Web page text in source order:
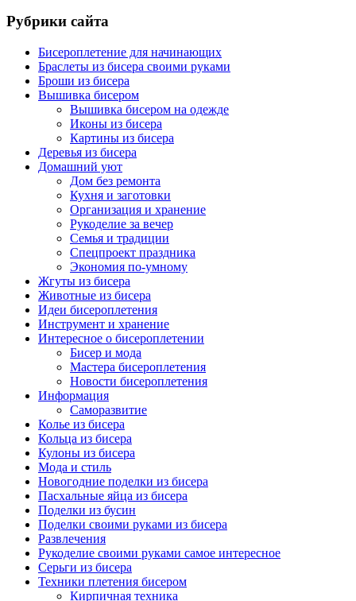
Рубрики сайта
Бисероплетение для начинающих
Браслеты из бисера своими руками
Броши из бисера
Вышивка бисером
Вышивка бисером на одежде
Иконы из бисера
Картины из бисера
Деревья из бисера
Домашний уют
Дом без ремонта
Кухня и заготовки
Организация и хранение
Рукоделие за вечер
Семья и традиции
Спецпроект праздника
Экономия по-умному
Жгуты из бисера
Животные из бисера
Идеи бисероплетения
Инструмент и хранение
Интересное о бисероплетении
Бисер и мода
Мастера бисероплетения
Новости бисероплетения
Информация
Саморазвитие
Колье из бисера
Кольца из бисера
Кулоны из бисера
Мода и стиль
Новогодние поделки из бисера
Пасхальные яйца из бисера
Поделки из бусин
Поделки своими руками из бисера
Развлечения
Рукоделие своими руками самое интересное
Серьги из бисера
Техники плетения бисером
Кирпичная техника